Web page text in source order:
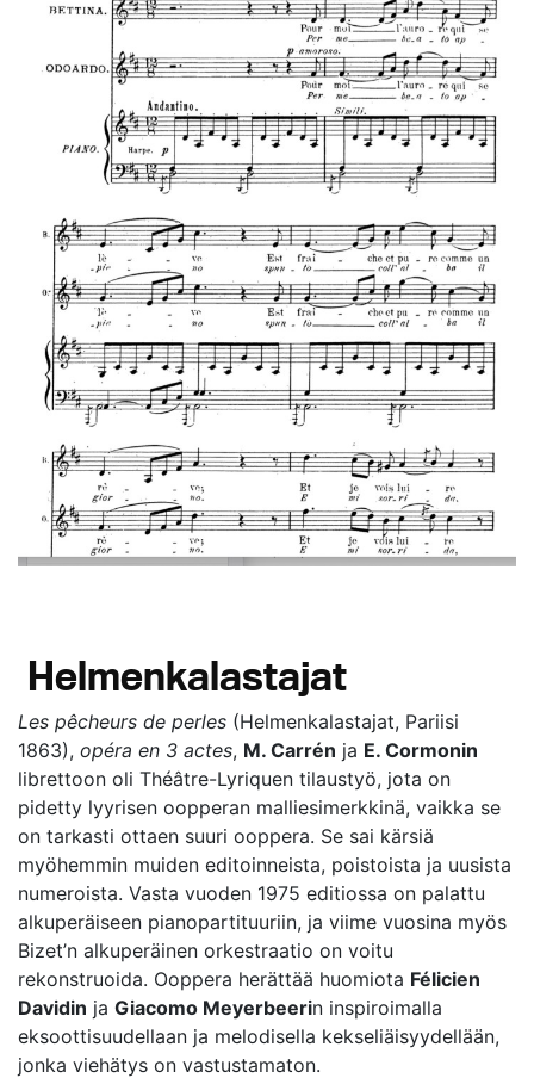
Helmenkalastajat
Les pêcheurs de perles (Helmenkalastajat, Pariisi
1863), opéra en 3 actes, M. Carrén ja E. Cormonin
librettoon oli Théâtre-Lyriquen tilaustyö, jota on
pidetty lyyrisen oopperan malliesimerkkinä, vaikka se
on tarkasti ottaen suuri ooppera. Se sai kärsiä
myöhemmin muiden editoinneista, poistoista ja uusista
numeroista. Vasta vuoden 1975 editiossa on palattu
alkuperäiseen pianopartituuriin, ja viime vuosina myös
Bizet’n alkuperäinen orkestraatio on voitu
rekonstruoida. Ooppera herättää huomiota Félicien
Davidin ja Giacomo Meyerbeerin inspiroimalla
eksoottisuudellaan ja melodisella kekseliäisyydellään,
jonka viehätys on vastustamaton.